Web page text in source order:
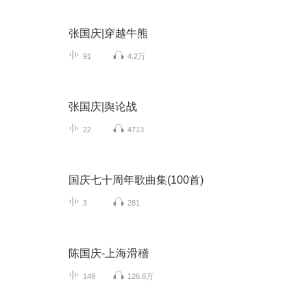
张国庆|穿越牛熊
91 4.2万
张国庆|舆论战
22 4713
国庆七十周年歌曲集(100首)
3 281
陈国庆-上海滑稽
149 126.8万